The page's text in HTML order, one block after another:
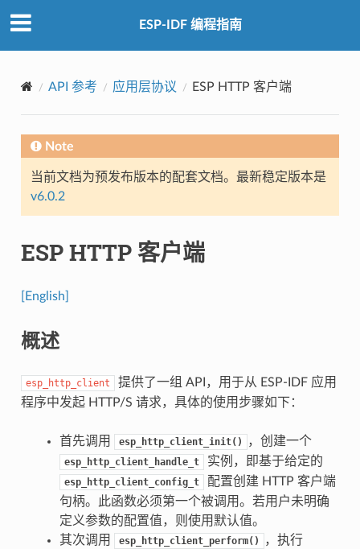
ESP-IDF 编程指南
API 参考 应用层协议 ESP HTTP 客户端
Note
当前文档为预发布版本的配套文档。最新稳定版本是
v6.0.2
ESP HTTP 客户端
[English]
概述
esp_http_client
提供了一组 API，用于从 ESP-IDF 应用
程序中发起 HTTP/S 请求，具体的使用步骤如下：
首先调用 esp_http_client_init() ，创建一个
esp_http_client_handle_t 实例，即基于给定的
esp_http_client_config_t
配置创建 HTTP 客户端
句柄。此函数必须第一个被调用。若用户未明确
定义参数的配置值，则使用默认值。
其次调用
esp_http_client_perform() ，执行